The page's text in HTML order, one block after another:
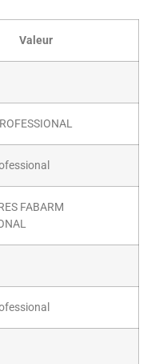
Valeur
FABARM